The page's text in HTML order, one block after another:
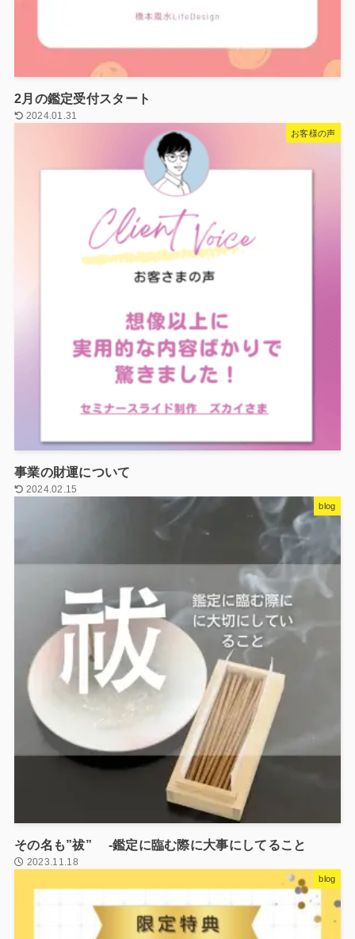
2月の鑑定受付スタート
2024.01.31
お客様の声
事業の財運について
2024.02.15
blog
その名も”祓” -鑑定に臨む際に大事にしてること
2023.11.18
blog